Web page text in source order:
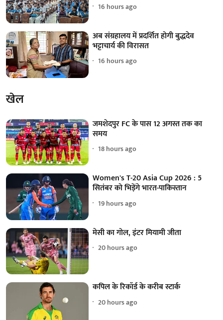
16 hours ago
अब संग्रहालय में प्रदर्शित होगी बुद्धदेव
भट्टाचार्य की विरासत
16 hours ago
खेल
जमशेदपुर FC के पास 12 अगस्त तक का
समय
18 hours ago
Women's T-20 Asia Cup 2026 : 5
सितंबर को भिड़ेंगे भारत-पाकिस्तान
19 hours ago
मेसी का गोल, इंटर मियामी जीता
20 hours ago
कपिल के रिकॉर्ड के करीब स्टार्क
20 hours ago